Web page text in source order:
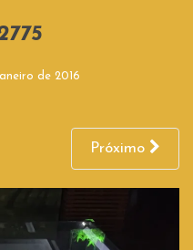
de 2016
Próximo